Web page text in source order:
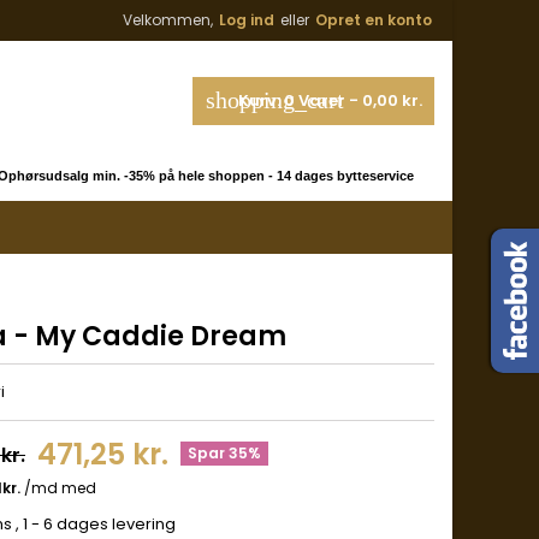
Velkommen, Log ind eller Opret en konto
shopping_cart
Kurv:0 Varer - 0,00 kr.
min. -35% på hele shoppen - 14 dages bytteservice
- My Caddie Dream
471,25 kr. Spar 35%
, 1 - 6 dages levering